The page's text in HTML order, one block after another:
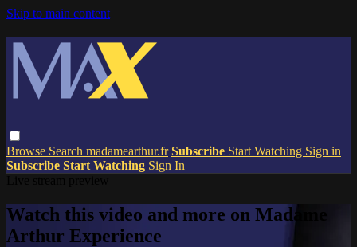
Skip to main content
Browse Search madamearthur.fr Subscribe Start Watching Sign in
Subscribe Start Watching Sign In
Watch this video and more on Madame
Arthur Experience